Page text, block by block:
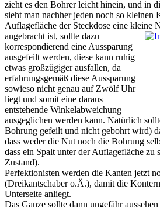
zieht es den Bohrer leicht hinein, und in
sieht man nachher jeden noch so kleinen
Auflagefläche der Steckdose eine kleine
angebracht ist, sollte dazu
korrespondierend eine Aussparung
ausgefeilt werden, diese kann ruhig
etwas großzügiger ausfallen, da
erfahrungsgemäß diese Aussparung
sowieso nicht genau auf Zwölf Uhr
liegt und somit eine daraus
entstehende Winkelabweichung
ausgeglichen werden kann. Natürlich
Bohrung gefeilt und nicht gebohrt wird)
dass weder die Nut noch die Bohrung
dass ein Spalt unter der Auflagefläche zu
Zustand).
Perfektionisten werden die Kanten jetzt
(Dreikantschaber o.Ä.), damit die
Unterseite anliegt.
Das Ganze sollte dann ungefähr